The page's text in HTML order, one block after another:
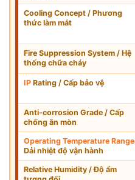
Cooling Concept / Phương
thức làm mát
Fire Suppression System / Hệ
thống chữa cháy
IP Rating / Cấp bảo vệ
Anti-corrosion Grade / Cấp
chống ăn mòn
Operating Temperature Range
Dải nhiệt độ vận hành
Relative Humidity / Độ ẩm